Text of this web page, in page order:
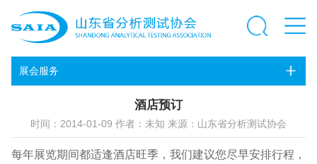
展会服务
酒店预订
时间：2014-01-09 作者：未知 来源：山东省分析测试协会
每年展览期间都适逢酒店旺季，我们建议您尽早安排行程，